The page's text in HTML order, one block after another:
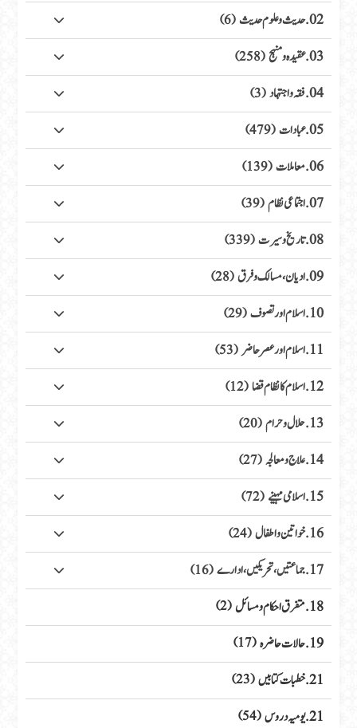
02. حدیث وعلوم حدیث (6)
03. عقیدہ ومنہج (258)
04. فقہ واجتہاد (3)
05. عبادات (479)
06. معاملات (139)
07. اجتماعی نظام (39)
08. تاریخ وسیرت (339)
09. ادیان، مسالک وفرق (28)
10. اسلام اور تصوف (29)
11. اسلام اور عصر حاضر (53)
12. اسلام کا نظام قضا (12)
13. حلال وحرام (20)
14. علاج ومعالجہ (27)
15. اسلامی مہینے (72)
16. خواتین واطفال (24)
17. جماعتیں، تحریکیں، ادارے (16)
18. متفرق احکام ومسائل (2)
19. حالات حاضرہ (17)
21. خطبات کتابیں (23)
21. یومیہ دروس (54)